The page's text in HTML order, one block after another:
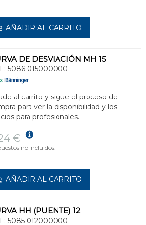
AÑADIR AL CARRITO
DE DESVIACIÓN MH 15
5086 015000000
al carrito y sigue el proceso de
para ver la disponibilidad y los
para profesionales.
€
no incluidos.
AÑADIR AL CARRITO
HH (PUENTE) 12
5085 012000000